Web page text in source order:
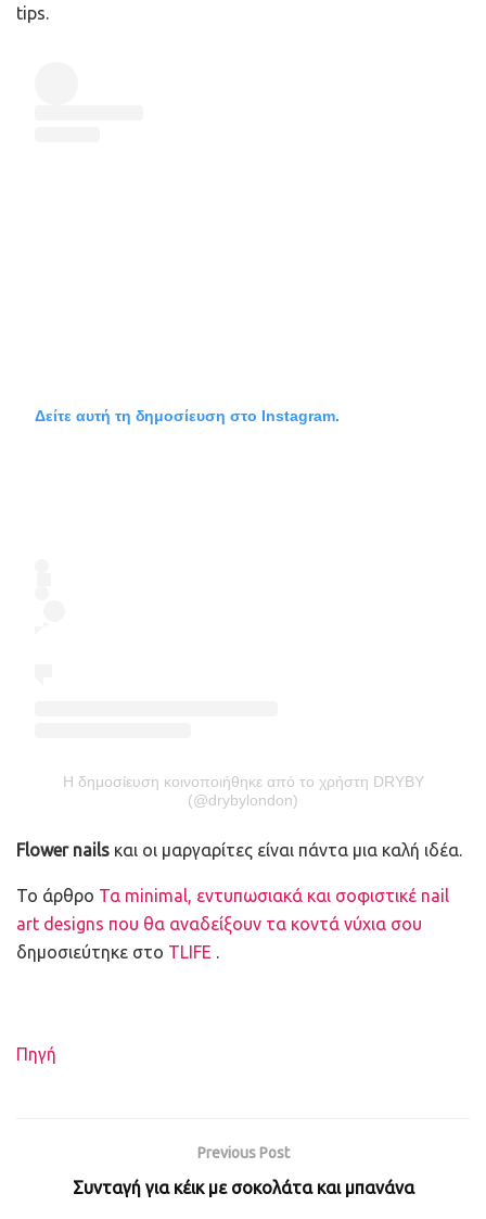
tips.
Δείτε αυτή τη δημοσίευση στο Instagram.
Η δημοσίευση κοινοποιήθηκε από το χρήστη DRYBY
(@drybylondon)
Flower nails και οι μαργαρίτες είναι πάντα μια καλή ιδέα.
To άρθρο Τα minimal, εντυπωσιακά και σοφιστικέ nail
art designs που θα αναδείξουν τα κοντά νύχια σου
δημοσιεύτηκε στο TLIFE .
Πηγή
Previous Post
Συνταγή για κέικ με σοκολάτα και μπανάνα